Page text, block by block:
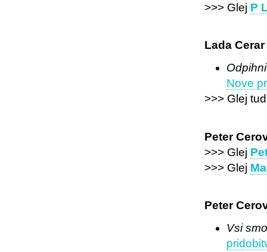
>>> Glej P
Lada Cerar
Nove
>>> Glej
Peter
>>> Glej
>>> Glej
Peter
Vsi